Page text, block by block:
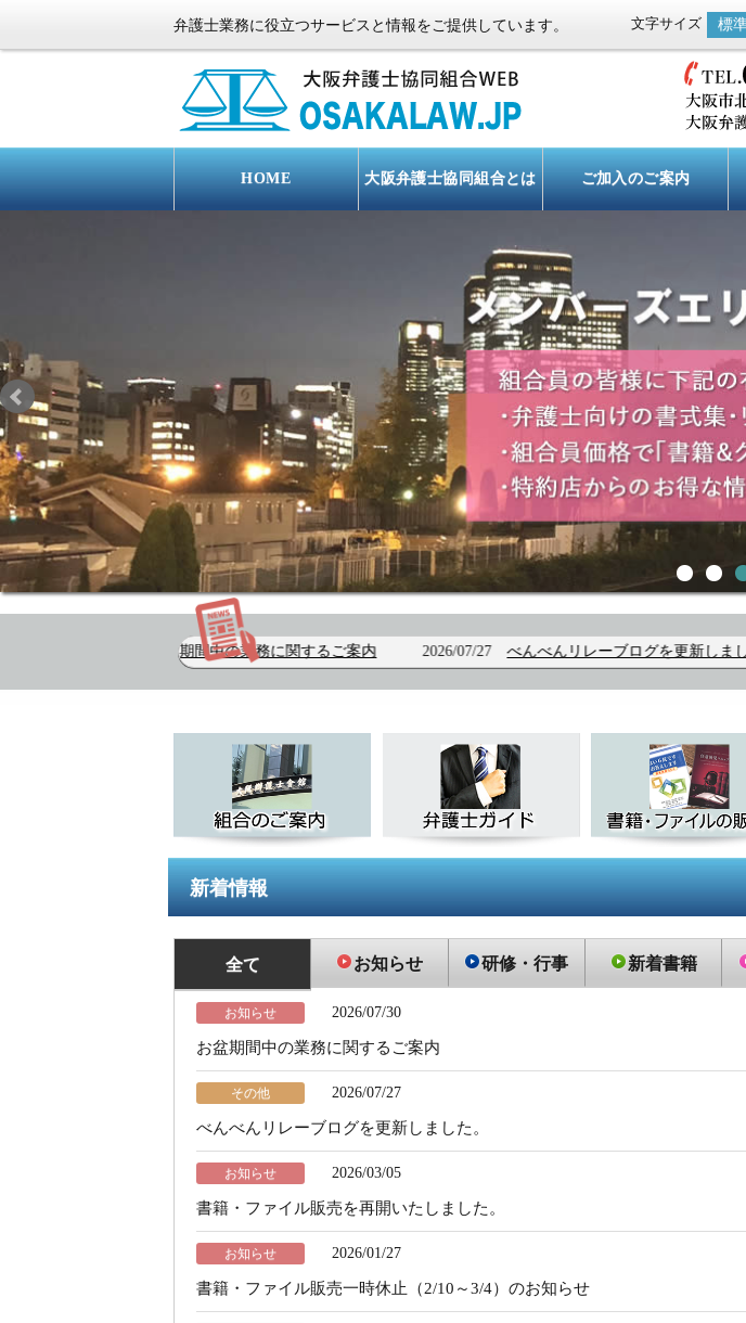
弁護士業務に役立つサービスと情報をご提供しています。 文字サイズ 標
HOME 大阪弁護士協同組合とは ご加入のご案内
盆期間中の業務に関するご案内2026/07/27べんべんリレーブログを更新しました。2026/03/
新着情報
全て お知らせ 研修・行事 新着書籍
お知らせ 2026/07/30
お盆期間中の業務に関するご案内
その他 2026/07/27
べんべんリレーブログを更新しました。
お知らせ 2026/03/05
書籍・ファイル販売を再開いたしました。
お知らせ 2026/01/27
書籍・ファイル販売一時休止（2/10～3/4）のお知らせ